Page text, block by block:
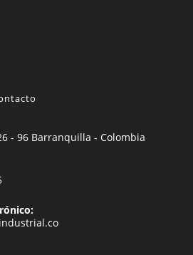
- 96 Barranquilla - Colombia
Se